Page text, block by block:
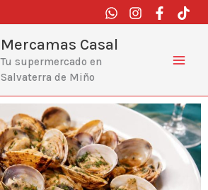
Mercamas Casal
Tu supermercado en
Salvaterra de Miño